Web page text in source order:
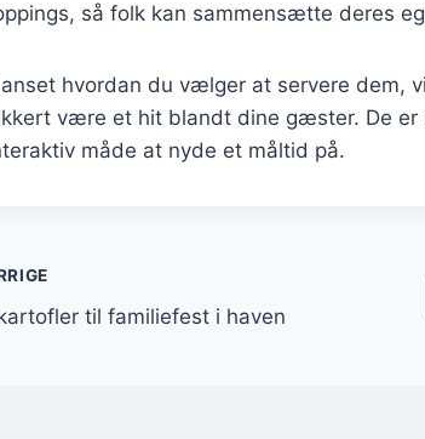
så folk kan sammensætte deres
hvordan du vælger at servere dem,
være et hit blandt dine gæster. De er
måde at nyde et måltid på.
til familiefest i haven